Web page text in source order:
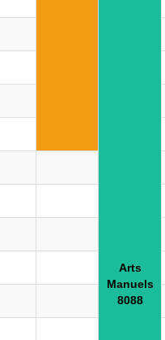
Arts
Manuels
8088